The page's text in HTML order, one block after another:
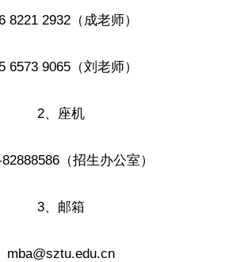
8221 2932（成老师）
6573 9065（刘老师）
2、座机
（招生办公室）
3、邮箱
mba@sztu.edu.cn